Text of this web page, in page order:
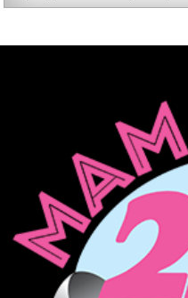
отхвърли ултиматума